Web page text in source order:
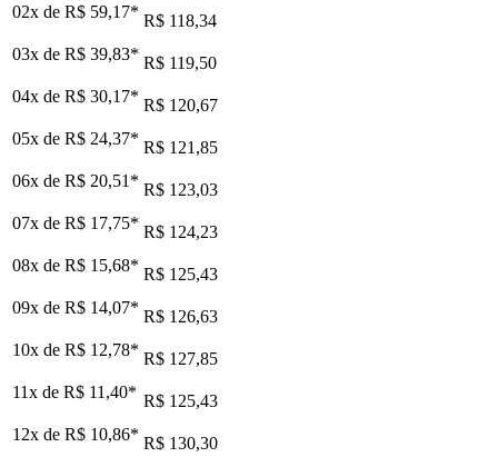
02x de R$ 59,17* R$ 118,34
03x de R$ 39,83* R$ 119,50
04x de R$ 30,17* R$ 120,67
05x de R$ 24,37* R$ 121,85
06x de R$ 20,51 * R$ 123,03
07x de R$ 17,75* R$ 124,23
08x de R$ 15,68* R$ 125,43
09x de R$ 14,07* R$ 126,63
10x de R$ 12,78* R$ 127,85
11x de R$ 11,40* R$ 125,43
12x de R$ 10,86* R$ 130,30